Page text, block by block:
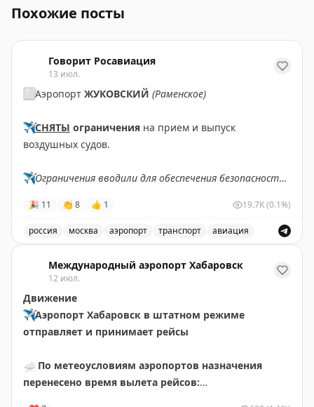
Похожие посты
Говорит Росавиация
13 июл.
⬜️Аэропорт ЖУКОВСКИЙ (Раменское)
✈️СНЯТЫ ограничения на прием и выпуск
воздушных судов.
✈️Ограничения вводили для обеспечения безопасности
✈️ Говорит Росавиация| MAX
🎉 11 👏 8 👍 1 19.7K(0.1%)
россия москва аэропорт транспорт авиация
Международный аэропорт Хабаровск
12 июл.
Движение
✈️Аэропорт Хабаровск в штатном режиме
отправляет и принимает рейсы
☁️ По метеоусловиям аэропортов назначения
перенесено время вылета рейсов: